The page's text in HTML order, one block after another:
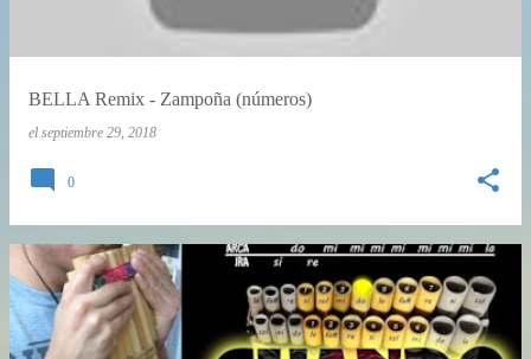
BELLA Remix - Zampoña (números)
el septiembre 29, 2018
0